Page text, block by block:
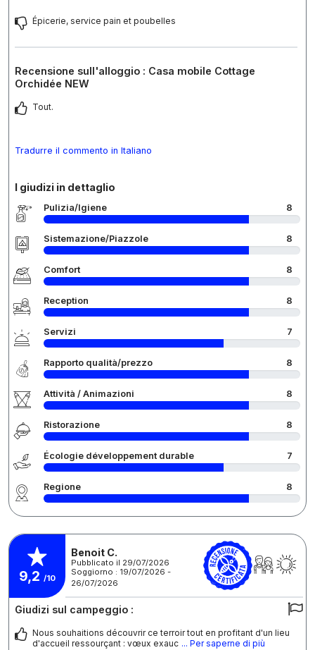
Épicerie, service pain et poubelles
Recensione sull'alloggio : Casa mobile Cottage
Orchidée NEW
Tout.
Tradurre il commento in Italiano
I giudizi in dettaglio
Pulizia/Igiene 8
Sistemazione/Piazzole 8
Comfort 8
Reception 8
Servizi 7
Rapporto qualità/prezzo 8
Attività / Animazioni 8
Ristorazione 8
Écologie développement durable 7
Regione 8
9,2 /10
Benoit C.
Pubblicato il 29/07/2026
Soggiorno : 19/07/2026 -
26/07/2026
Giudizi sul campeggio :
Nous souhaitions découvrir ce terroir tout en profitant d'un lieu
d'accueil ressourçant : vœux exauc ... Per saperne di più